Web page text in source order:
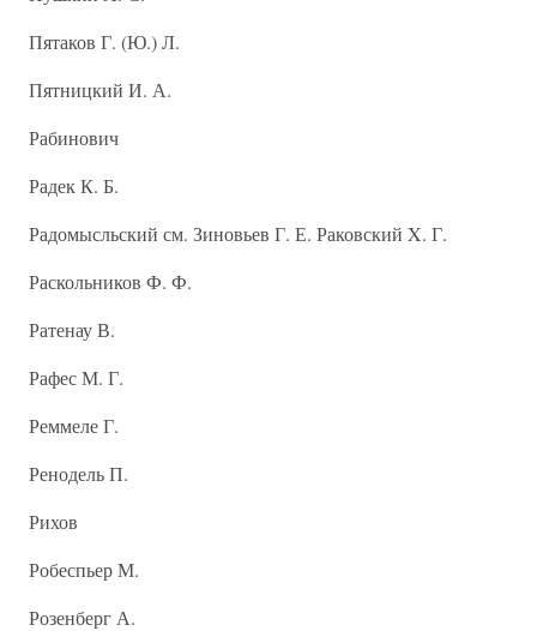
Пятаков Г. (Ю.) Л.
Пятницкий И. А.
Рабинович
Радек К. Б.
Радомысльский см. Зиновьев Г. Е. Раковский X. Г.
Раскольников Ф. Ф.
Ратенау В.
Рафес М. Г.
Реммеле Г.
Ренодель П.
Рихов
Робеспьер М.
Розенберг А.